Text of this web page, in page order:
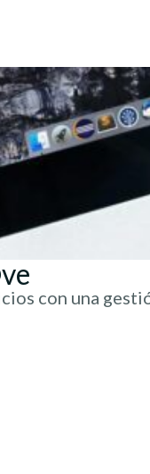
con una